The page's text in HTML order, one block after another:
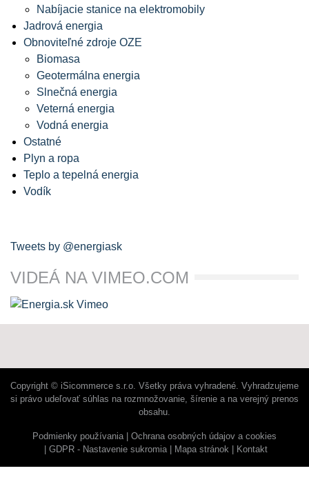
Nabíjacie stanice na elektromobily
Jadrová energia
Obnoviteľné zdroje OZE
Biomasa
Geotermálna energia
Slnečná energia
Veterná energia
Vodná energia
Ostatné
Plyn a ropa
Teplo a tepelná energia
Vodík
Tweets by @energiask
VIDEÁ NA VIMEO.COM
Copyright © iSicommerce s.r.o. Všetky práva vyhradené. Vyhradzujeme
si právo udeľovať súhlas na rozmnožovanie, šírenie a na verejný prenos
obsahu.
Podmienky používania
Ochrana osobných údajov a cookies
GDPR - Nastavenie sukromia
Mapa stránok Kontakt